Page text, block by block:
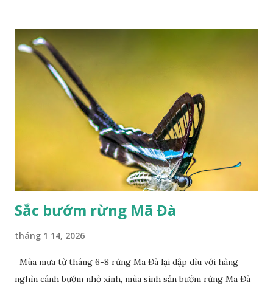
Sắc bướm rừng Mã Đà
tháng 1 14, 2026
Mùa mưa từ tháng 6-8 rừng Mã Đà lại dập dìu với hàng
nghìn cánh bướm nhỏ xinh, mùa sinh sản bướm rừng Mã Đà